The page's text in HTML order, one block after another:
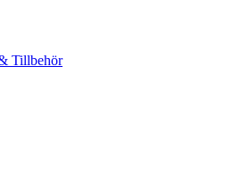
Tillbehör